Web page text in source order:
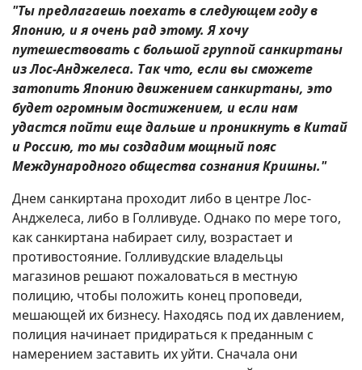
"Ты предлагаешь поехать в следующем году в
Японию, и я очень рад этому. Я хочу
путешествовать с большой группой санкиртаны
из Лос-Анджелеса. Так что, если вы сможете
затопить Японию движением санкиртаны, это
будет огромным достижением, и если нам
удастся пойти еще дальше и проникнуть в Китай
и Россию, то мы создадим мощный пояс
Международного общества сознания Кришны."
Днем санкиртана проходит либо в центре Лос-
Анджелеса, либо в Голливуде. Однако по мере того,
как санкиртана набирает силу, возрастает и
противостояние. Голливудские владельцы
магазинов решают пожаловаться в местную
полицию, чтобы положить конец проповеди,
мешающей их бизнесу. Находясь под их давлением,
полиция начинает придираться к преданным с
намерением заставить их уйти. Сначала они